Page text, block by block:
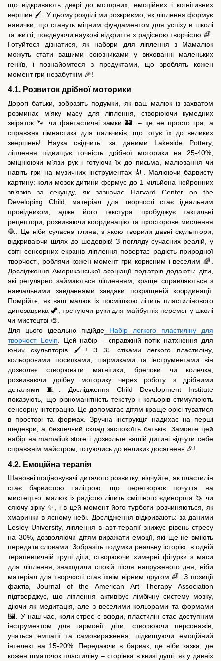
що відкривають двері до моторних, емоційних і когнітивних
вершин 🖌️. У цьому розділі ми розкриємо, як ліплення формує
навички, що стануть міцним фундаментом для успіху в школі
та житті, поєднуючи наукові відкриття з радісною творчістю 🌈.
Готуйтеся дізнатися, як набори для ліплення з Мамалюк
можуть стати вашими союзниками у вихованні маленьких
геніїв, і познайомтеся з продуктами, що зроблять кожен
момент гри незабутнім 🎉!
4.1. Розвиток дрібної моторики
Дорогі батьки, зобразіть подумки, як ваш малюк із захватом
розминає м’яку масу для ліплення, створюючи кумедних
звіряток 🐾 чи фантастичні замки 🏰 – це не просто гра, а
справжня гімнастика для пальчиків, що готує їх до великих
звершень! Наука свідчить: за даними Lakeside Pottery,
ліплення підвищує точність дрібної моторики на 25-40%,
зміцнюючи м’язи рук і готуючи їх до письма, малювання чи
навіть гри на музичних інструментах 🎻. Малюючи барвисту
картину: коли мозок дитини формує до 1 мільйона нейронних
зв’язків за секунду, як зазначає Harvard Center on the
Developing Child, матеріал для творчості стає ідеальним
провідником, адже його текстура пробуджує тактильні
рецептори, розвиваючи координацію та просторове мислення
🧶. Це ніби сучасна глина, з якою творили давні скульптори,
відкриваючи шлях до шедеврів! З погляду сучасних реалій, у
світі сенсорних екранів ліплення повертає радість природної
творчості, роблячи кожен момент гри корисним і веселим 🌈.
Дослідження Американської асоціації педіатрів додають: діти,
які регулярно займаються ліпленням, краще справляються з
навчальними завданнями завдяки покращеній координації.
Помрійте, як ваш малюк із посмішкою ліпить пластилінового
динозаврика 🦖, тренуючи руки для майбутніх перемог у школі
чи мистецтві 🎨.
Для цього ідеально підійде Набір легкого пластиліну для
творчості Lovin. Цей набір – справжній потік натхнення для
юних скульпторів 🖌️! З 35 стіками легкого пластиліну,
кольоровими посипками, шармиками та інструментами він
дозволяє створювати магнітики, брелоки чи колечка,
розвиваючи дрібну моторику через роботу з дрібними
деталями 🧵. Дослідження Child Development Institute
показують, що різноманітність текстур і кольорів стимулюють
сенсорну інтеграцію. Це допомагає дітям краще орієнтуватися
в просторі та формах. Зручна інструкція надихає на перші
шедеври, а безпечний склад заспокоїть батьків. Замовте цей
набір на mamaliuk.store і дозвольте вашій дитині відчути себе
справжнім майстром, готуючись до великих досягнень 🎉!
4.2. Емоційна терапія
Шановні поціновувачі дитячого розвитку, відчуйте, як пластилін
стає барвистою палітрою, що перетворює почуття на
мистецтво: малюк із радістю ліпить смішного єдинорога 🦄 чи
сяючу зірку ✨, і в цей момент його турботи розчиняються, як
хмаринки в ясному небі. Дослідження відкривають: за даними
Lesley University, ліплення в арт-терапії знижує рівень стресу
на 30%, дозволяючи дітям виражати емоції, які ще не вміють
передати словами. Зобразіть подумки реальну історію: в одній
терапевтичній групі діти, створюючи химерні фігурки з маси
для ліплення, знаходили спокій після напруженого дня, ніби
матеріал для творчості став їхнім вірним другом 🌈. З позиції
фактів, Journal of the American Art Therapy Association
підтверджує, що ліплення активізує лімбічну систему мозку,
діючи як медитація, але з веселими кольорами та формами
🖼️. У наш час, коли стрес є всюди, пластилін стає доступним
інструментом для гармонії: діти, створюючи персонажів,
учаться емпатії та самовираження, підвищуючи емоційний
інтелект на 15-20%. Передаючи в барвах, це ніби казка, де
кожен шматочок пластиліну – сторінка в книзі душі, як у давніх